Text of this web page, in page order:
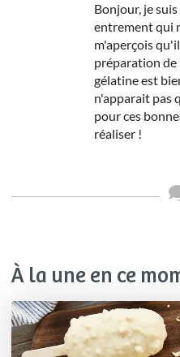
Bonjour, je
entrement qui
m'aperçois
préparation de
gélatine est
n'apparait pas
pour ces
réaliser !
À la une en ce